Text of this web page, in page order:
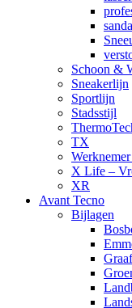
Schoon &
Sneakerlijn
Sportlijn
Stadsstijl
TX
X Life –
XR
Avant Tecno
Bijlagen